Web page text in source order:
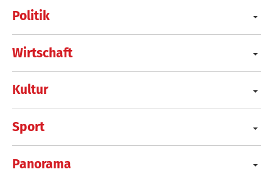
Politik
Wirtschaft
Kultur
Sport
Panorama